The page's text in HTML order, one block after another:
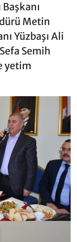
Metin
Yüzbaşı Ali
Semih
yetim